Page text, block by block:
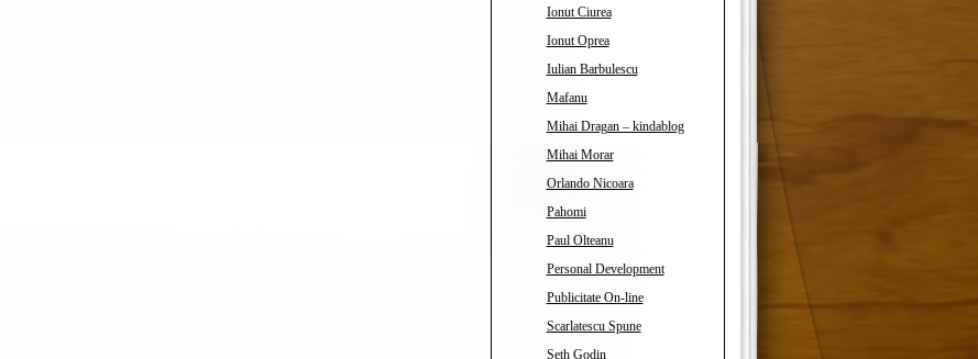
Ionut Ciurea
Ionut Oprea
Iulian Barbulescu
Mafanu
Mihai Dragan – kindablog
Mihai Morar
Orlando Nicoara
Pahomi
Paul Olteanu
Personal Development
Publicitate On-line
Scarlatescu Spune
Seth Godin